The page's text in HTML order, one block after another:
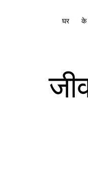
घर के